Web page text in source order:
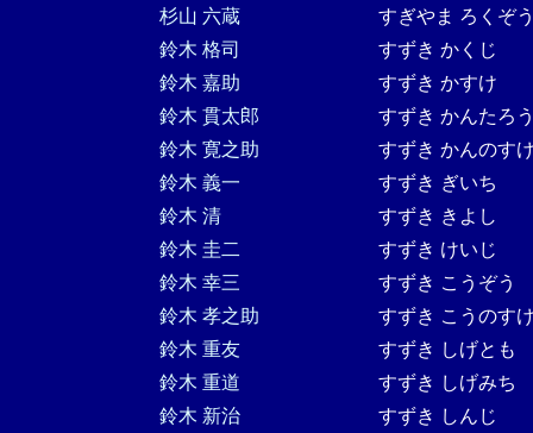
杉山 六蔵
すぎやま ろくぞ
鈴木 格司
すずき かくじ
鈴木 嘉助
すずき かすけ
鈴木 貫太郎
すずき かんたろ
鈴木 寛之助
すずき かんのす
鈴木 義一
すずき ぎいち
鈴木 清
すずき きよし
鈴木 圭二
すずき けいじ
鈴木 幸三
すずき こうぞう
鈴木 孝之助
すずき こうのす
鈴木 重友
すずき しげとも
鈴木 重道
すずき しげみち
鈴木 新治
すずき しんじ